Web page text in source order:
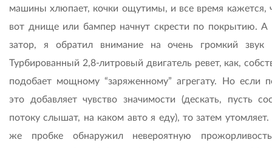
машины хлюпает, кочки ощутимы, и все время кажется,
вот днище или бампер начнут скрести по покрытию. А
затор, я обратил внимание на очень громкий звук
Турбированный 2,8-литровый двигатель ревет, как,
подобает мощному “заряженному” агрегату. Но если
это добавляет чувство значимости (дескать, пусть
потоку слышат, на каком авто я еду), то затем
же пробке обнаружил невероятную